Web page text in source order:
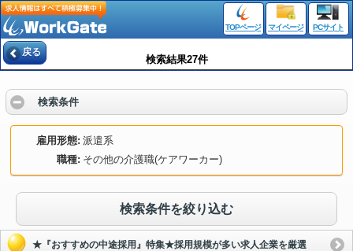
TOPページ マイページ PCサイト
戻る
検索結果27件
検索条件
雇用形態 派遣系
職種 その他の介護職(ケアワーカー)
検索条件を絞り込む
★『おすすめの中途採用』特集★採用規模が多い求人企業を厳選